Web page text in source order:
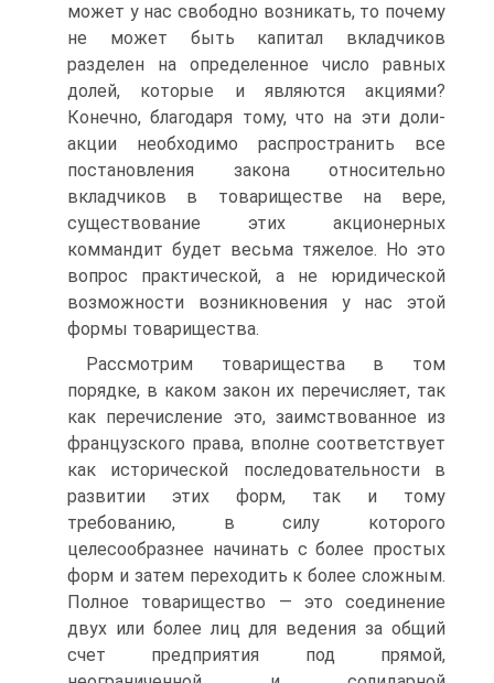
может у нас свободно возникать, то почему
не может быть капитал вкладчиков
разделен на определенное число равных
долей, которые и являются акциями?
Конечно, благодаря тому, что на эти доли-
акции необходимо распространить все
постановления закона относительно
вкладчиков в товариществе на вере,
существование этих акционерных
коммандит будет весьма тяжелое. Но это
вопрос практической, а не юридической
возможности возникновения у нас этой
формы товарищества.
Рассмотрим товарищества в том
порядке, в каком закон их перечисляет, так
как перечисление это, заимствованное из
французского права, вполне соответствует
как исторической последовательности в
развитии этих форм, так и тому
требованию, в силу которого
целесообразнее начинать с более простых
форм и затем переходить к более сложным.
Полное товарищество — это соединение
двух или более лиц для ведения за общий
счет предприятия под прямой,